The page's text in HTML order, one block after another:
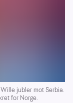
jubler mot Serbia.
for Norge.